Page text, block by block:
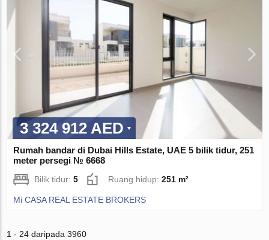
3 324 912 AED
Rumah bandar di Dubai Hills Estate, UAE 5 bilik tidur, 251
meter persegi № 6668
Bilik tidur:5 Ruang hidup:251 m²
Mi CASA REAL ESTATE BROKERS
1 - 24 daripada 3960